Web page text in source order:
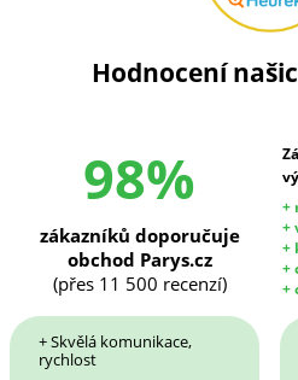
Hodnocení
98%
+
+
+
+
+
zákazníků doporučuje
obchod Parys.cz
(přes 11 500 recenzí)
+ Skvělá komunikace,
rychlost